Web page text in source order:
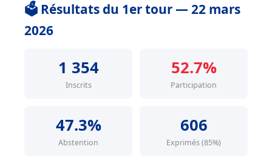
🗳️ Résultats du 1er tour — 22 mars
2026
1 354
Inscrits
52.7%
Participation
47.3%
Abstention
606
Exprimés (85%)